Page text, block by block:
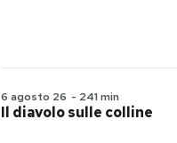
6 agosto 26 - 241 min
Il diavolo sulle colline